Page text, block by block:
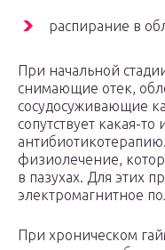
распирание в
При начальной
снимающие отек,
сосудосуживающие
сопутствует какая-
физиолечение,
в пазухах. Для этих
электромагнитное
При хроническом